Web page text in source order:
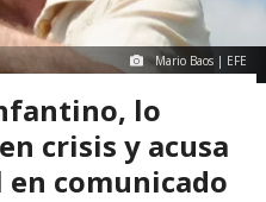
Mario Baos | EFE
lo
crisis y acusa
comunicado